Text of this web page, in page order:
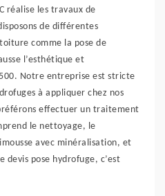
réalise les travaux de
de différentes
comme la pose de
l’esthétique et
Notre entreprise est stricte
à appliquer chez nos
effectuer un traitement
le nettoyage, le
avec minéralisation, et
devis pose hydrofuge, c’est